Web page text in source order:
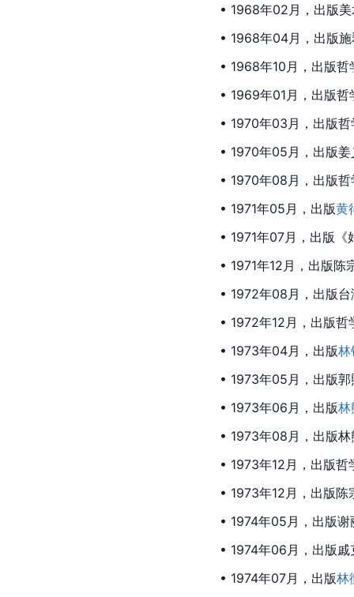
• 1968年02月，出版
• 1968年04月，出版
• 1968年10月，出版
• 1969年01月，出版
• 1970年03月，出版
• 1970年05月，出版
• 1970年08月，出版
• 1971年05月，出版黄
• 1971年07月，出版
• 1971年12月，出版
• 1972年08月，出版
• 1972年12月，出版
• 1973年04月，出版林
• 1973年05月，出版
• 1973年06月，出版林
• 1973年08月，出版
• 1973年12月，出版
• 1973年12月，出版
• 1974年05月，出版
• 1974年06月，出版
• 1974年07月，出版林